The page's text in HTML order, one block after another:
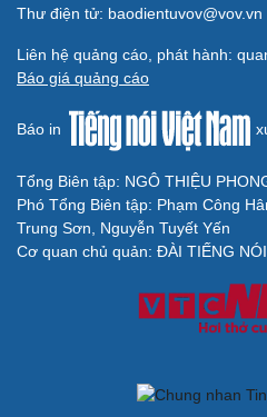
Thư điện tử: baodientuvov@vov.vn
Liên hệ quảng cáo, phát hành:
Báo giá quảng cáo
Báo in
Tổng Biên tập: NGÔ THIỆU
Phó Tổng Biên tập: Phạm Công
Trung Sơn, Nguyễn Tuyết Yến
Cơ quan chủ quản: ĐÀI TIẾNG